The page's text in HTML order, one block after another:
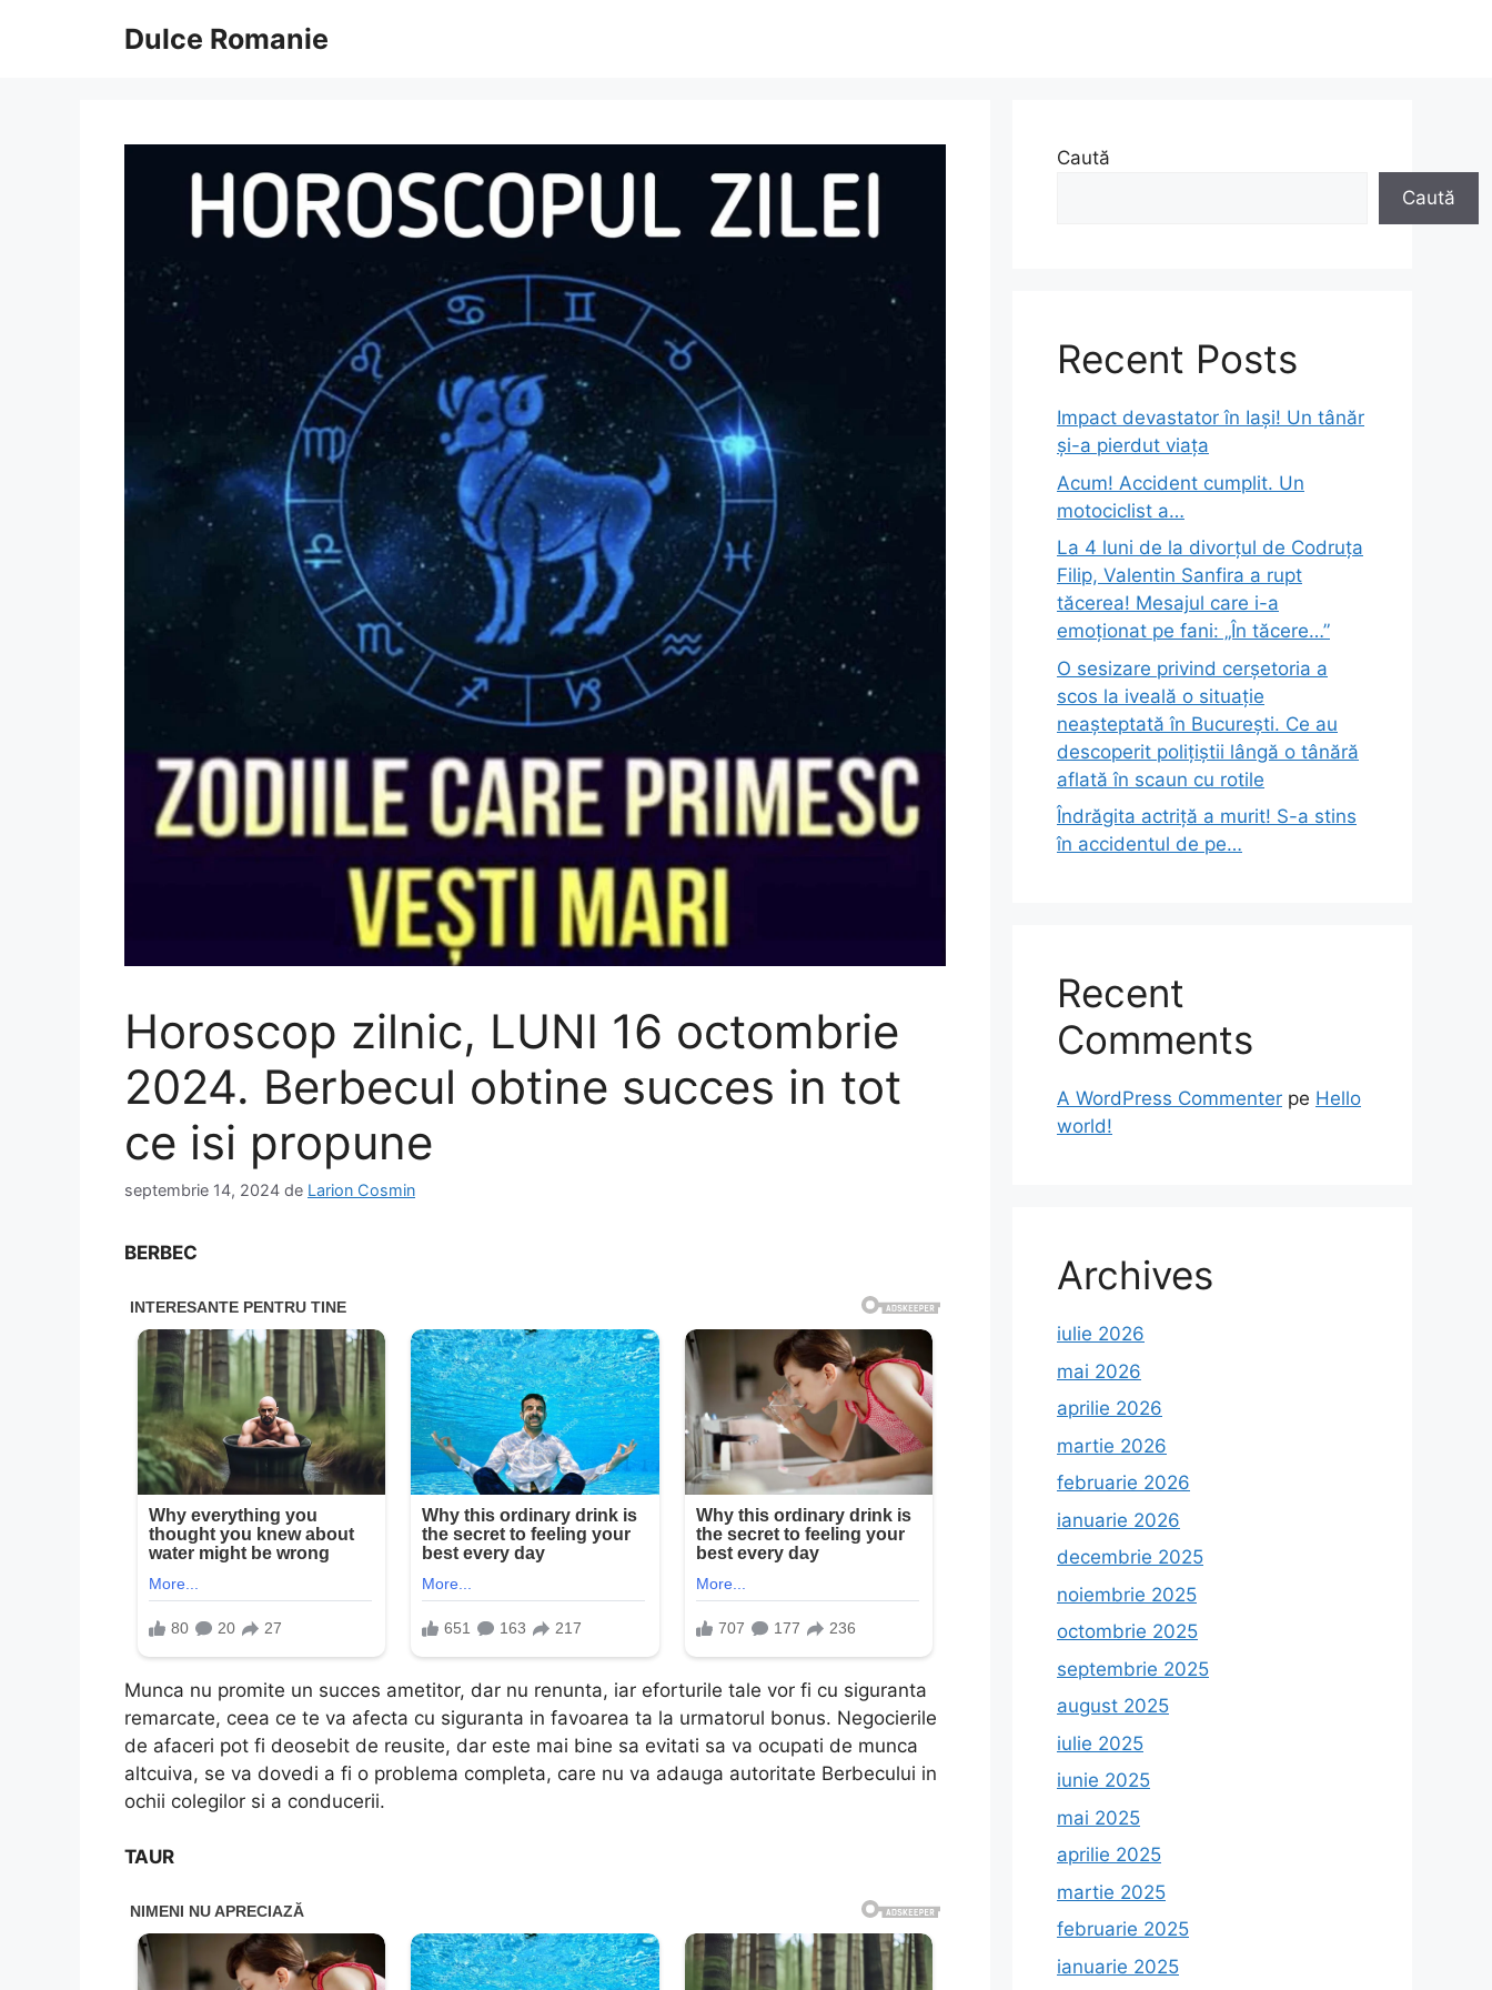
Dulce Romanie
Horoscop zilnic, LUNI 16 octombrie
2024. Berbecul obtine succes in tot
ce isi propune
septembrie 14, 2024 de Larion Cosmin
BERBEC
Munca nu promite un succes ametitor, dar nu renunta, iar eforturile tale vor fi cu siguranta
remarcate, ceea ce te va afecta cu siguranta in favoarea ta la urmatorul bonus. Negocierile
de afaceri pot fi deosebit de reusite, dar este mai bine sa evitati sa va ocupati de munca
altcuiva, se va dovedi a fi o problema completa, care nu va adauga autoritate Berbecului in
ochii colegilor si a conducerii.
TAUR
Caută
Caută
Recent Posts
Impact devastator în Iași! Un tânăr
și-a pierdut viața
Acum! Accident cumplit. Un
motociclist a…
La 4 luni de la divorțul de Codruța
Filip, Valentin Sanfira a rupt
tăcerea! Mesajul care i-a
emoționat pe fani: „În tăcere…”
O sesizare privind cerșetoria a
scos la iveală o situație
neașteptată în București. Ce au
descoperit polițiștii lângă o tânără
aflată în scaun cu rotile
Îndrăgita actriță a murit! S-a stins
în accidentul de pe…
Recent
Comments
A WordPress Commenter pe Hello
world!
Archives
iulie 2026
mai 2026
aprilie 2026
martie 2026
februarie 2026
ianuarie 2026
decembrie 2025
noiembrie 2025
octombrie 2025
septembrie 2025
august 2025
iulie 2025
iunie 2025
mai 2025
aprilie 2025
martie 2025
februarie 2025
ianuarie 2025